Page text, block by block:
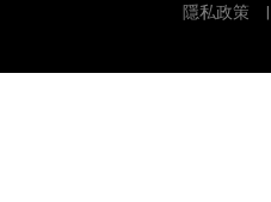
隱私政策
|